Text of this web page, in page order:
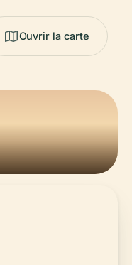
Ouvrir la carte